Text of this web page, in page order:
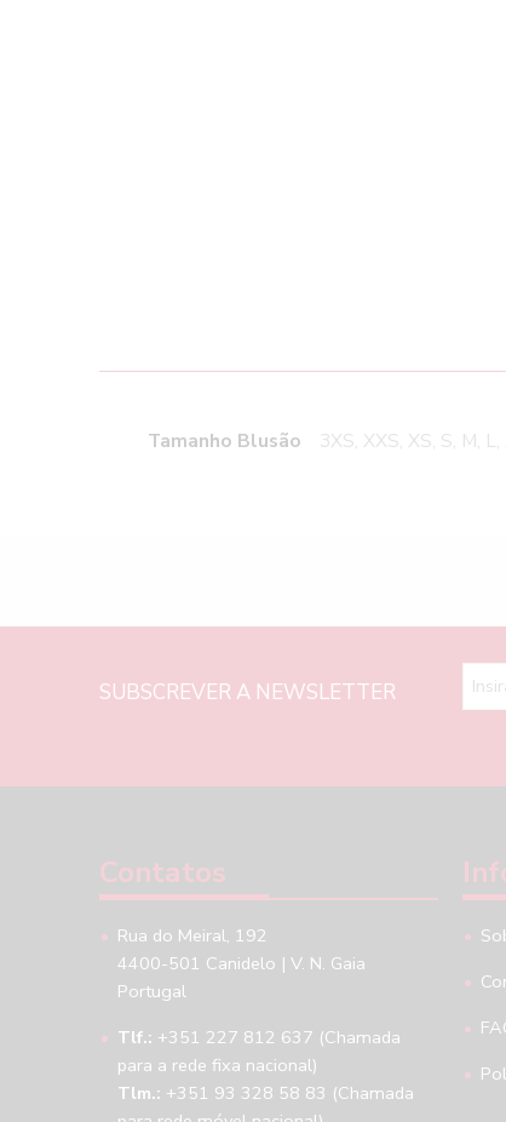
Tamanho Blusão 3XS, XXS, XS, S, M,
SUBSCREVER A NEWSLETTER
Contatos
Rua do Meiral, 192
4400-501 Canidelo | V. N. Gaia
Portugal
Tlf.: +351 227 812 637 (Chamada
para a rede fixa nacional)
Tlm.: +351 93 328 58 83 (Chamada